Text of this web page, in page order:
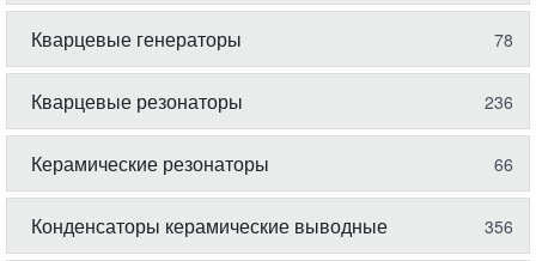
Кварцевые генераторы 78
Кварцевые резонаторы 236
Керамические резонаторы 66
Конденсаторы керамические выводные 356